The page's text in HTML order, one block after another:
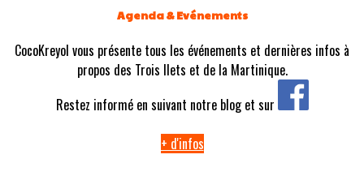
Agenda & Evénements
CocoKreyol vous présente tous les événements et dernières infos à
propos des Trois Ilets et de la Martinique.
Restez informé en suivant notre blog et sur
+ d'infos